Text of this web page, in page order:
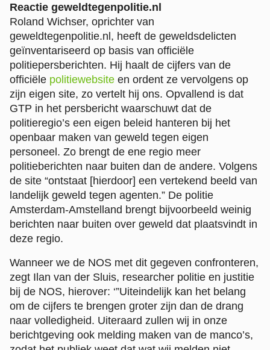
Reactie geweldtegenpolitie.nl
Roland Wichser, oprichter van
geweldtegenpolitie.nl, heeft de geweldsdelicten
geïnventariseerd op basis van officiële
politiepersberichten. Hij haalt de cijfers van de
officiële politiewebsite en ordent ze vervolgens op
zijn eigen site, zo vertelt hij ons. Opvallend is dat
GTP in het persbericht waarschuwt dat de
politieregio’s een eigen beleid hanteren bij het
openbaar maken van geweld tegen eigen
personeel. Zo brengt de ene regio meer
politieberichten naar buiten dan de andere. Volgens
de site “ontstaat [hierdoor] een vertekend beeld van
landelijk geweld tegen agenten.” De politie
Amsterdam-Amstelland brengt bijvoorbeeld weinig
berichten naar buiten over geweld dat plaatsvindt in
deze regio.
Wanneer we de NOS met dit gegeven confronteren,
zegt Ilan van der Sluis, researcher politie en justitie
bij de NOS, hierover: ‘”Uiteindelijk kan het belang
om de cijfers te brengen groter zijn dan de drang
naar volledigheid. Uiteraard zullen wij in onze
berichtgeving ook melding maken van de manco’s,